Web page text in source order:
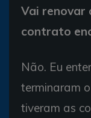
Vai renovar
contrato
Não. Eu
terminaram
tiveram as